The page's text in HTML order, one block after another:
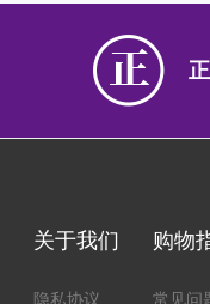
关于我们
隐私协议
购物
常见问